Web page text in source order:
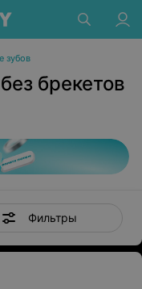
зубов
брекетов
Фильтры